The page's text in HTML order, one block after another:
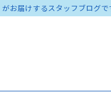
お届けするスタッフブログで